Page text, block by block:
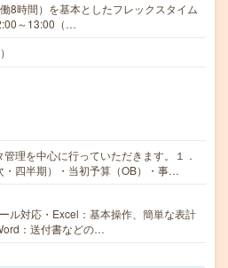
8時間）を基本としたフレックスタイム
～13:00（…
理を中心に行っていただきます。１．
・四半期）・当初予算（OB）・事…
ル対応・Excel：基本操作、簡単な表計
：送付書などの…